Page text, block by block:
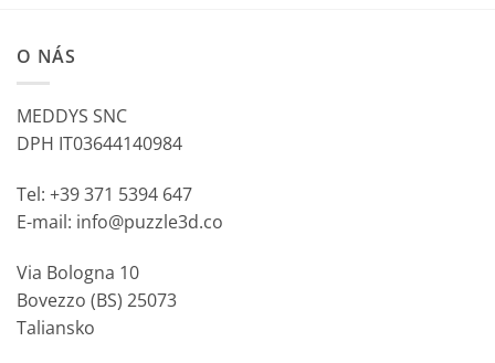
O NÁS
MEDDYS SNC
DPH IT03644140984
Tel: +39 371 5394 647
E-mail: info@puzzle3d.co
Via Bologna 10
Bovezzo (BS) 25073
Taliansko